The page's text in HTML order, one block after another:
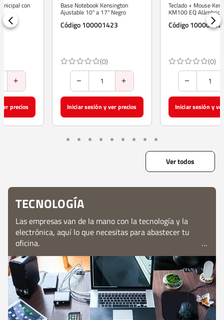
Base Notebook Kensington
Ajustable 10" a 17" Negro
Código 100001423
(0)
Iniciar sesión y ver precios
Teclado + Mouse Kensington
KM100 EQ Alámbrico Negro
Código 100001422
(0)
Iniciar sesión y ver precios
Ver todos
TECNOLOGÍA
Las empresas van de la mano con la tecnología y la
electrónica, aquí lo que necesitas para abastecer tu
oficina.